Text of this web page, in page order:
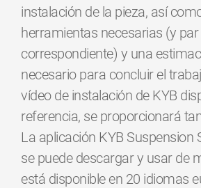
instalación de la pieza, así
herramientas necesarias (y
correspondiente) y una
necesario para concluir el
vídeo de instalación de KYB
referencia, se proporcionará
La aplicación KYB Suspension
se puede descargar y usar de
está disponible en 20 idiomas